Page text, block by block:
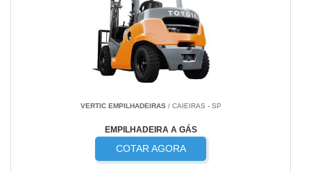
VERTIC EMPILHADEIRAS/ CAIEIRAS - SP
EMPILHADEIRA A GÁS
COTAR AGORA